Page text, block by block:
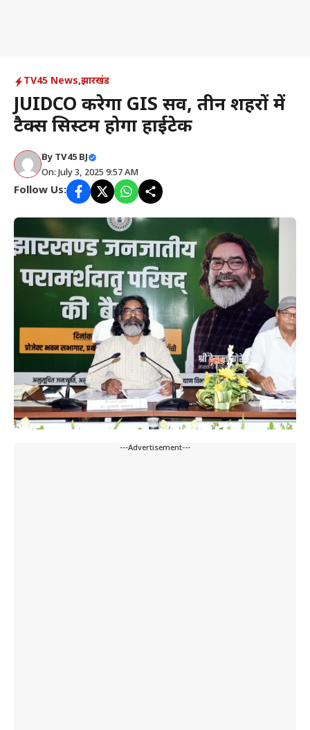
TV45 News,झारखंड
JUIDCO करेगा GIS सर्वे, तीन शहरों में
टैक्स सिस्टम होगा हाईटेक
By TV45 BJ
On: July 3, 2025 9:57 AM
Follow Us:
---Advertisement---